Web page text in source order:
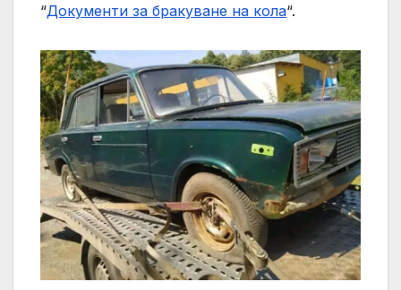
“Документи за бракуване на кола“.